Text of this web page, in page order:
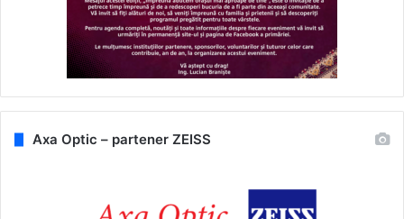
Axa Optic – partener ZEISS